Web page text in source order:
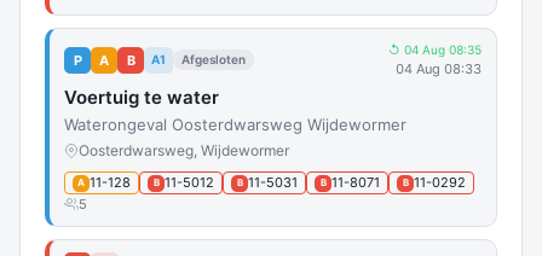
P A B A1 Afgesloten
↺ 04 Aug 08:35
04 Aug 08:33
Voertuig te water
Waterongeval Oosterdwarsweg Wijdewormer
Oosterdwarsweg, Wijdewormer
A 11-128 B 11-5012 B 11-5031 B 11-8071 B 11-0292
5